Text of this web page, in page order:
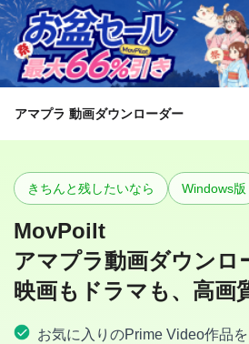
アマプラ 動画ダウンローダー
きちんと残したいなら Windows版
MovPoilt
アマプラ動画ダウンロ
映画もドラマも、高画
お気に入りのPrime Video作品